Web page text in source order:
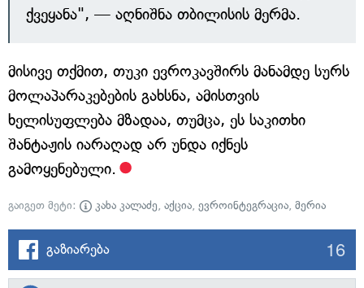
ქვეყანა", — აღნიშნა თბილისის მერმა.
მისივე თქმით, თუკი ევროკავშირს მანამდე სურს
მოლაპარაკებების გახსნა, ამისთვის
ხელისუფლება მზადაა, თუმცა, ეს საკითხი
შანტაჟის იარაღად არ უნდა იქნეს
გამოყენებული.
გაიგეთ მეტი: კახა კალაძე, აქცია, ევროინტეგრაცია, მერია
გაზიარება 16